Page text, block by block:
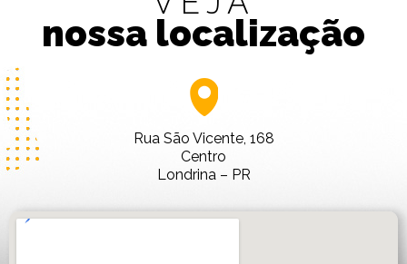
nossa localização
Rua São Vicente, 168
Centro
Londrina – PR